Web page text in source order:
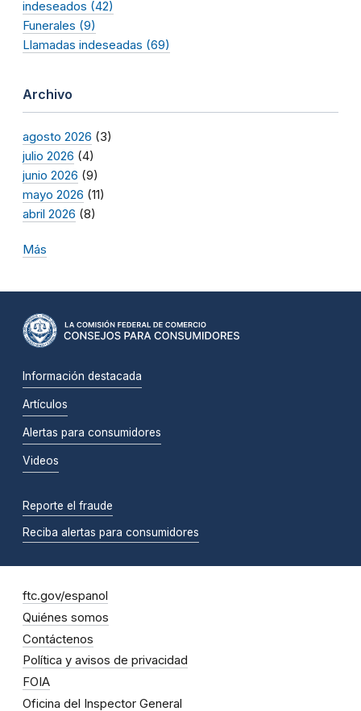
indeseados (42)
Funerales (9)
Llamadas indeseadas (69)
Archivo
agosto 2026 (3)
julio 2026 (4)
junio 2026 (9)
mayo 2026 (11)
abril 2026 (8)
Más
Información destacada
Artículos
Alertas para consumidores
Videos
Reporte el fraude
Reciba alertas para consumidores
ftc.gov/espanol
Quiénes somos
Contáctenos
Política y avisos de privacidad
FOIA
Oficina del Inspector General